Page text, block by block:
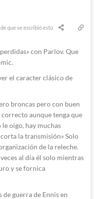
que se escribió esto
con Parlov. Que
el caracter clásico de
broncas pero con buen
aunque tenga que
oigo, hay muchas
la transmisión» Solo
de la releche.
al día él solo mientras
y se fornica
de guerra de Ennis en